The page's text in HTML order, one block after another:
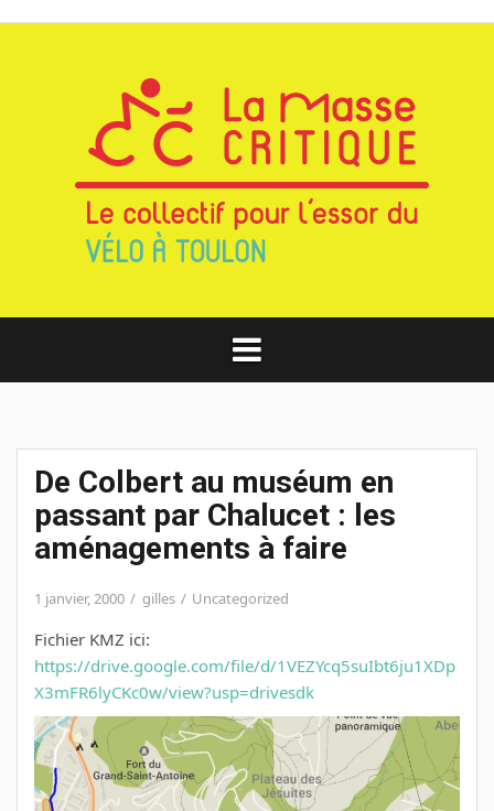
De Colbert au muséum en
passant par Chalucet : les
aménagements à faire
1 janvier, 2000 gilles Uncategorized
Fichier KMZ ici:
https://drive.google.com/file/d/1VEZYcq5suIbt6ju1XDp
X3mFR6lyCKc0w/view?usp=drivesdk